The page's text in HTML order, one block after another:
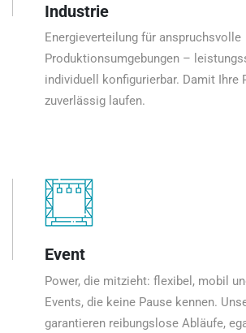
Industrie
Energieverteilung für anspruchsvolle
Produktionsumgebungen –
individuell konfigurierbar. Damit Ihre
zuverlässig laufen.
Event
Power, die mitzieht: flexibel, mobil
Events, die keine Pause kennen.
garantieren reibungslose Abläufe,